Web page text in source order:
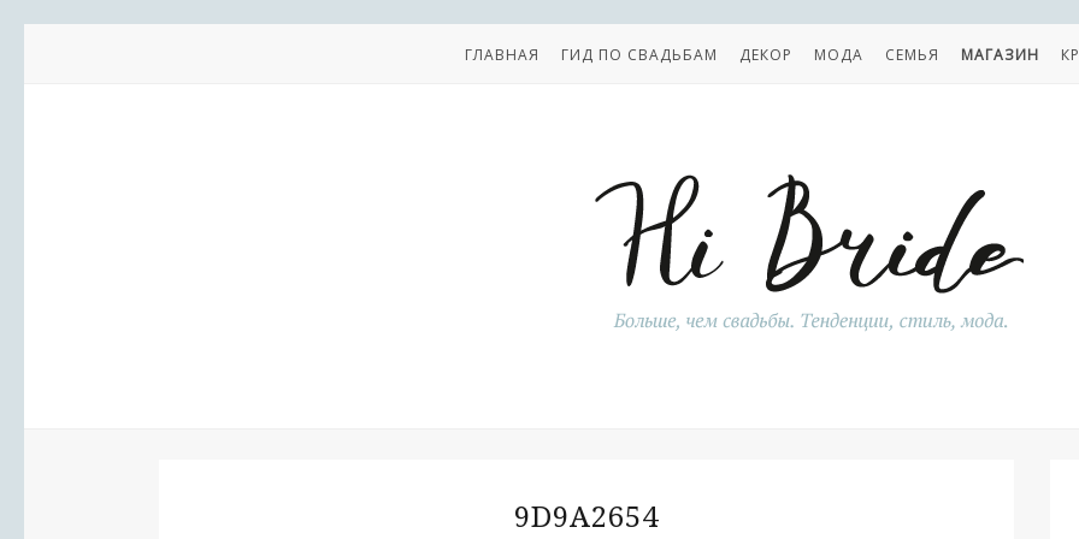
ГЛАВНАЯ ГИД ПО СВАДЬБАМ ДЕКОР МОДА СЕМЬЯ МАГАЗИН
9D9A2654